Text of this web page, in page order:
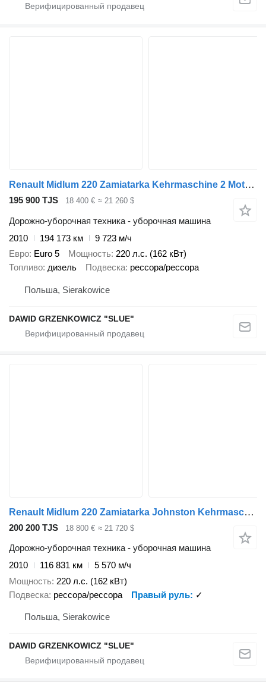
Renault Midlum 220 Zamiatarka Kehrmaschine 2 Motoren L/R
195 900 TJS 18 400 € ≈ 21 260 $
Дорожно-уборочная техника - уборочная машина
2010
194 173 км
9 723 м/ч
Евро Euro 5 Мощность 220 л.с. (162 кВт)
Топливо дизель Подвеска рессора/рессора
Польша, Sierakowice
DAWID GRZENKOWICZ "SLUE"
Renault Midlum 220 Zamiatarka Johnston Kehrmaschine
200 200 TJS 18 800 € ≈ 21 720 $
Дорожно-уборочная техника - уборочная машина
2010
116 831 км
5 570 м/ч
Мощность 220 л.с. (162 кВт)
Подвеска рессора/рессора Правый руль ✓
Польша, Sierakowice
DAWID GRZENKOWICZ "SLUE"